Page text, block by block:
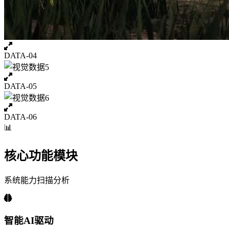
DATA-04
DATA-05
DATA-06
📊
核心功能模块
系统能力扫描分析
智能AI驱动